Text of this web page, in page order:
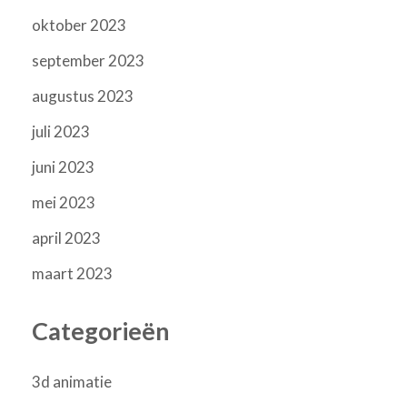
oktober 2023
september 2023
augustus 2023
juli 2023
juni 2023
mei 2023
april 2023
maart 2023
Categorieën
3d animatie